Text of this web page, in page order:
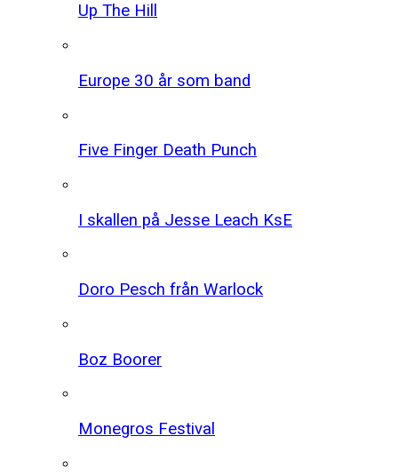
Up The Hill
Europe 30 år som band
Five Finger Death Punch
I skallen på Jesse Leach KsE
Doro Pesch från Warlock
Boz Boorer
Monegros Festival